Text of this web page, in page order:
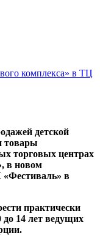
комплекса» в ТЦ
детской
товары
торговых центрах
в новом
в
практически
до 14 лет ведущих